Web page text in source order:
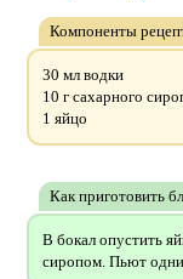
Компоненты
30 мл водки
10 г сахарного
1 яйцо
Как приготовить
В бокал опустить
сиропом. Пьют